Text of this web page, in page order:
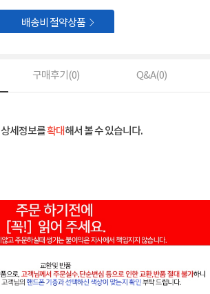
배송비 절약상품 
구매후기(0) Q&A(0)
상세정보를확대해서 볼 수 있습니다.